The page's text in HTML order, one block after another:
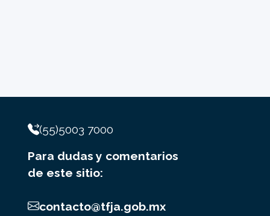
(55)5003 7000
Para dudas y comentarios
de este sitio:
contacto@tfja.gob.mx